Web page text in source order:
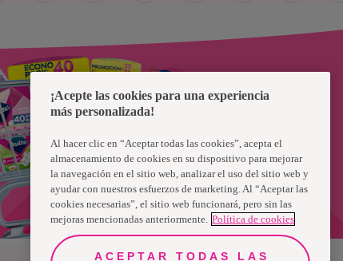
¡Acepte las cookies para una experiencia
más personalizada!
Al hacer clic en “Aceptar todas las cookies”, acepta el
almacenamiento de cookies en su dispositivo para mejorar
la navegación en el sitio web, analizar el uso del sitio web y
ayudar con nuestros esfuerzos de marketing. Al “Aceptar las
cookies necesarias”, el sitio web funcionará, pero sin las
mejoras mencionadas anteriormente. Política de cookies
ACEPTAR TODAS LAS